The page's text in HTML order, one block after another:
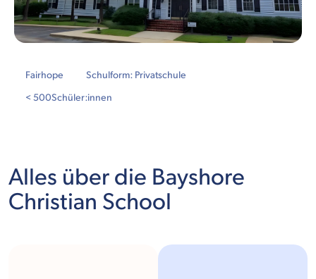
Fairhope
Schulform: Privatschule
< 500Schüler:innen
Alles über die Bayshore
Christian School